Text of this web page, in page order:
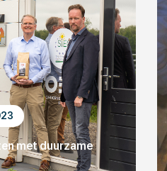
met duurzame